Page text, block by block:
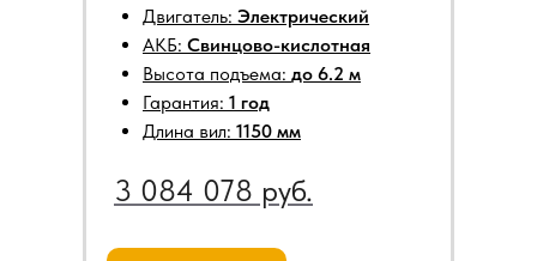
3 084 078 руб.
Двигатель: Электрический
АКБ: Свинцово-кислотная
Высота подъема: до 6.2 м
Гарантия: 1 год
Длина вил: 1150 мм